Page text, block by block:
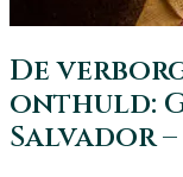
De
onthuld:
Salvador